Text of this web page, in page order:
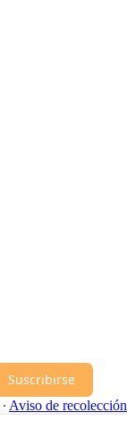
Suscribirse
∙ Aviso de recolección